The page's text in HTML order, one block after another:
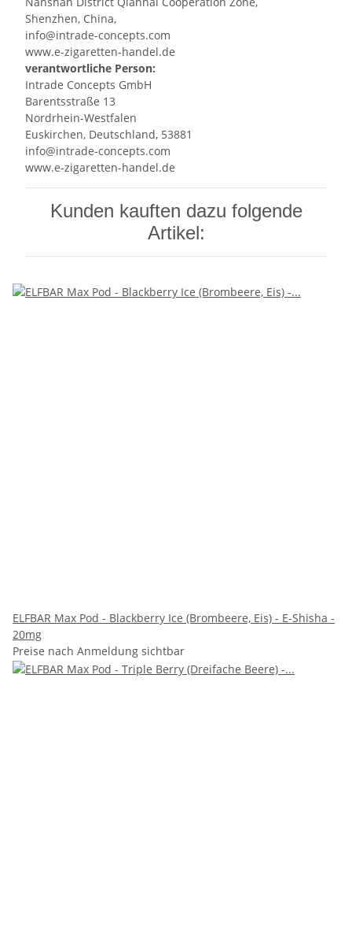
Shenzhen, China,
info@intrade-concepts.com
www.e-zigaretten-handel.de
verantwortliche Person:
Intrade Concepts GmbH
Barentsstraße 13
Nordrhein-Westfalen
Euskirchen, Deutschland, 53881
info@intrade-concepts.com
www.e-zigaretten-handel.de
Kunden kauften dazu folgende
Artikel:
ELFBAR Max Pod - Blackberry Ice (Brombeere, Eis) - E-Shisha -
20mg
Preise nach Anmeldung sichtbar